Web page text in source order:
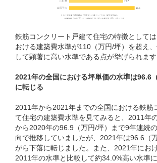
鉄筋コンクリート戸建て住宅の特徴として
おける建築費水準が110（万円/坪）を超え
して顕著に高い水準である点が挙げられます
2021年の全国における坪単価の水準は96.6
に転じる
2011年から2021年までの全国における鉄筋
て住宅の建築費水準を見てみると、2011年
から2020年の96.9（万円/坪）まで9年連続
向で推移していましたが、2021年は96.6（
がら下落に転じました。また、2021年にお
2011年の水準と比較して約34.0%高い水準